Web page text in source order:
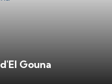
Gouna